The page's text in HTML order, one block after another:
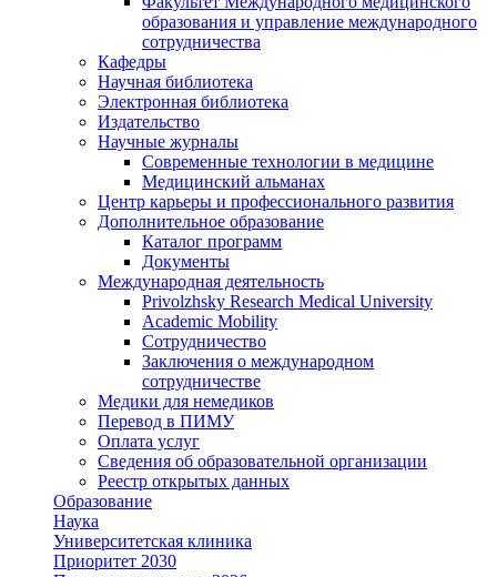
образования и управление международного
сотрудничества
Кафедры
Научная библиотека
Электронная библиотека
Издательство
Научные журналы
Современные технологии в медицине
Медицинский альманах
Центр карьеры и профессионального развития
Дополнительное образование
Каталог программ
Документы
Международная деятельность
Privolzhsky Research Medical University
Academic Mobility
Сотрудничество
Заключения о международном
сотрудничестве
Медики для немедиков
Перевод в ПИМУ
Оплата услуг
Сведения об образовательной организации
Реестр открытых данных
Образование
Наука
Университетская клиника
Приоритет 2030